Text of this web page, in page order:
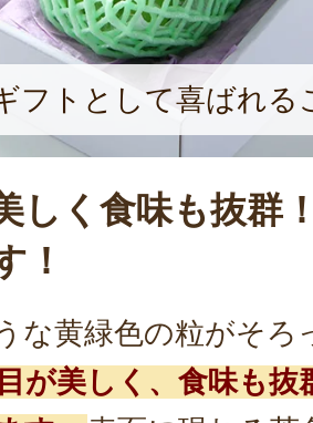
フトとして喜ばれる
しく食味も抜群
！
な黄緑色の粒がそろ
が美しく、食味も抜